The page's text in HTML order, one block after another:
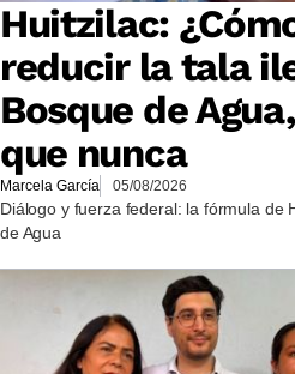
Huitzilac:
reducir la tala
Bosque de
que nunca
Marcela García 05/08/2026
Diálogo y fuerza federal: la fórmula de
de Agua